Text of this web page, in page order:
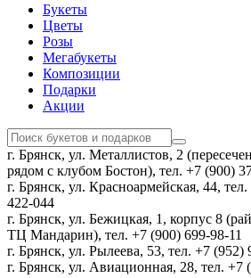
Букеты
Цветы
Розы
Мегабукеты
Композиции
Подарки
Акции
г. Брянск, ул. Металлистов, 2
рядом с клубом Бостон), тел. +7 (900)
г. Брянск, ул. Красноармейская, 44,
422-044
г. Брянск, ул. Бежицкая, 1, корпус 8
ТЦ Мандарин), тел. +7 (900) 699-98-11
г. Брянск, ул. Рылеева, 53, тел. +7 (952)
г. Брянск, ул. Авиационная, 28, тел. +7